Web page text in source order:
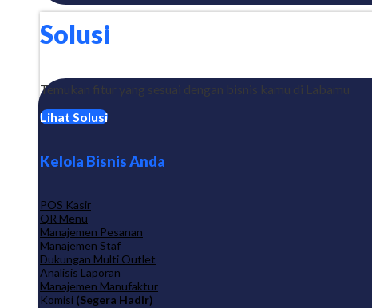
Solusi
Temukan fitur yang sesuai dengan bisnis kamu di Labamu
Lihat Solusi
Kelola Bisnis Anda
POS Kasir
QR Menu
Manajemen Pesanan
Manajemen Staf
Dukungan Multi Outlet
Analisis Laporan
Manajemen Manufaktur
Komisi (Segera Hadir)